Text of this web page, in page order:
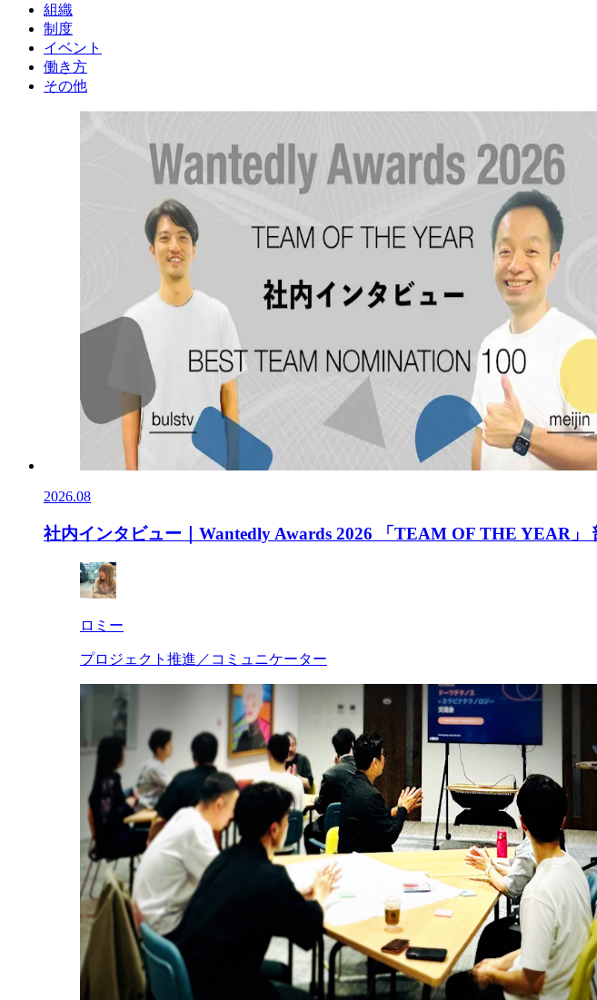
組織
制 度
イベン ト
働き方
その他
2026.08
社内インタビュー｜Wantedly Awards 2026 「TEAM OF THE YEAR
ロミー
プロジェクト推進／コミュニケーター